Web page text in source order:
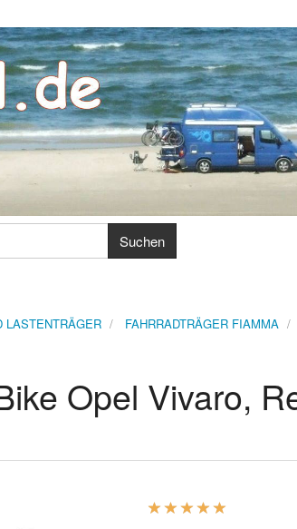
LASTENTRÄGER FAHRRADTRÄGER FIAMMA
Opel Vivaro,